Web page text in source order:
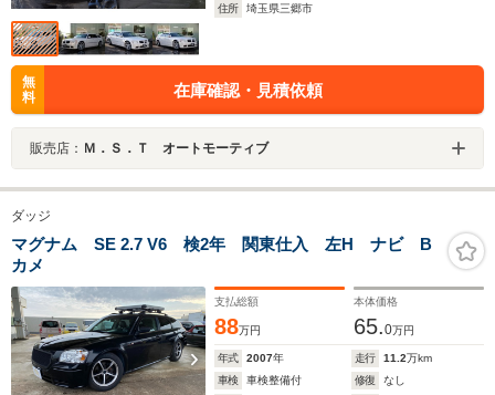
住所 埼玉県三郷市
無
料
在庫確認・見積依頼
販売店： Ｍ．Ｓ．Ｔ オートモーティブ
ダッジ
マグナム SE 2.7 V6 検2年 関東仕入 左H ナビ B
カメ
支払総額
88万円
本体価格
65.0万円
年式 2007年 走行 11.2万km
車検
車検整備付 修復
なし